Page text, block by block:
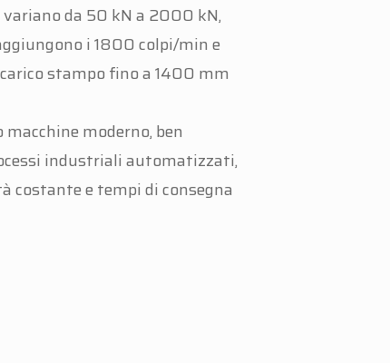
variano da 50 kN a 2000 kN,
i 1800 colpi/min e
stampo fino a 1400 mm
macchine moderno, ben
industriali automatizzati,
costante e tempi di consegna